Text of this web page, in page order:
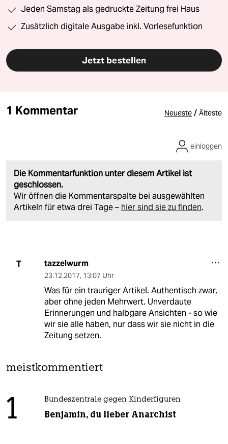
Jeden Samstag als gedruckte Zeitung frei Haus
Zusätzlich digitale Ausgabe inkl. Vorlesefunktion
Jetzt bestellen
1 Kommentar Neueste / Älteste
Die Kommentarfunktion unter diesem Artikel ist
geschlossen.
Wir öffnen die Kommentarspalte bei ausgewählten
Artikeln für etwa drei Tage – hier sind sie zu finden.
einloggen
T tazzelwurm
23.12.2017, 13:07 Uhr
Was für ein trauriger Artikel. Authentisch zwar,
aber ohne jeden Mehrwert. Unverdaute
Erinnerungen und halbgare Ansichten - so wie
wir sie alle haben, nur dass wir sie nicht in die
Zeitung setzen.
meistkommentiert
1 Bundeszentrale gegen Kinderfiguren
Benjamin, du lieber Anarchist